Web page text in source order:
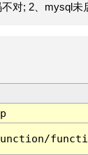
对; 2、mysql未